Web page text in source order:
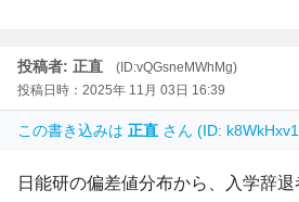
投稿者: 正直
(ID:vQGsneMWhMg)
投稿日時：2025年 11月 03日 16:39
この書き込みは 正直 さん (ID:
日能研の偏差値分布から、入学辞退